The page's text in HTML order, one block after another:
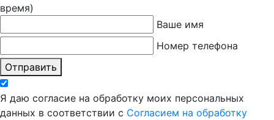
время)
Ваше имя
Номер телефона
Отправить
Я даю согласие на обработку моих персональных
данных в соответствии с Согласием на обработку